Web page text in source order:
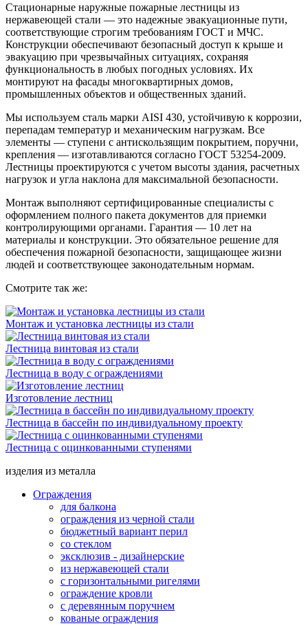
Стационарные наружные пожарные лестницы из
нержавеющей стали — это надежные эвакуационные пути,
соответствующие строгим требованиям ГОСТ и МЧС.
Конструкции обеспечивают безопасный доступ к крыше и
эвакуацию при чрезвычайных ситуациях, сохраняя
функциональность в любых погодных условиях. Их
монтируют на фасады многоквартирных домов,
промышленных объектов и общественных зданий.
Мы используем сталь марки AISI 430, устойчивую к коррозии,
перепадам температур и механическим нагрузкам. Все
элементы — ступени с антискользящим покрытием, поручни,
крепления — изготавливаются согласно ГОСТ 53254-2009.
Лестницы проектируются с учетом высоты здания, расчетных
нагрузок и угла наклона для максимальной безопасности.
Монтаж выполняют сертифицированные специалисты с
оформлением полного пакета документов для приемки
контролирующими органами. Гарантия — 10 лет на
материалы и конструкции. Это обязательное решение для
обеспечения пожарной безопасности, защищающее жизни
людей и соответствующее законодательным нормам.
Смотрите так же:
Монтаж и установка лестницы из стали
Лестница винтовая из стали
Лестница в воду с ограждениями
Изготовление лестниц
Лестница в бассейн по индивидуальному проекту
Лестница с оцинкованными ступенями
изделия из металла
Ограждения
для балкона
ограждения из черной стали
бюджетный вариант перил
со стеклом
эксклюзив - дизайнерские
из нержавеющей стали
с горизонтальными ригелями
ограждение кровли
с деревянным поручнем
кованые ограждения